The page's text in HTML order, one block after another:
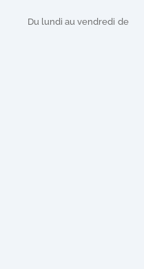
Du lundi au vendredi de